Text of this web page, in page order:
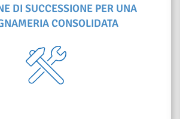
DI SUCCESSIONE PER UNA
CONSOLIDATA